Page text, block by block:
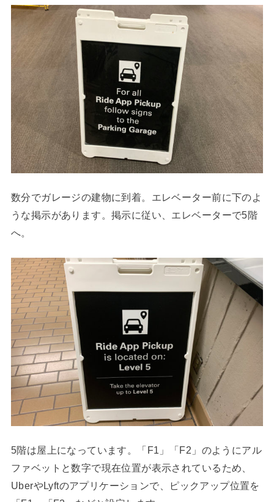
数分でガレージの建物に到着。エレベーター前に下のよ
うな掲示があります。掲示に従い、エレベーターで5階
へ。
5階は屋上になっています。「F1」「F2」のようにアル
ファベットと数字で現在位置が表示されているため、
UberやLyftのアプリケーションで、ピックアップ位置を